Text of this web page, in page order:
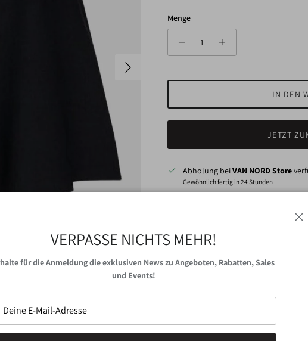
Nächste
Menge
IN DEN
JETZT
Abholung beiVAN NORD Store
Gewöhnlich fertig in 24 Stunden
Der Nulillypilly Rock von NÜMPH ist
seiner klassischen Silhouette und
knielange Länge und der weich
für die kühlere Jahreszeit, ob im
Kombiniert mit Pullover, Bluse oder
stilvoller Herbst oder Winterlook. Der
Bewegung mit und verleiht dem Outfit
VERPASSE NICHTS MEHR!
für die Anmeldung die exklusiven News zu Angeboten, Rabatten, Sales
und Events!